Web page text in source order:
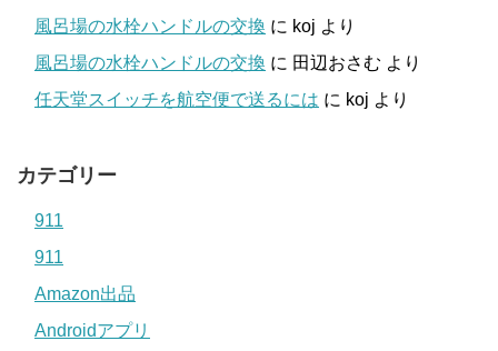
風呂場の水栓ハンドルの交換 に koj より
風呂場の水栓ハンドルの交換 に 田辺おさむ より
任天堂スイッチを航空便で送るには に koj より
カテゴリー
911
911
Amazon出品
Androidアプリ